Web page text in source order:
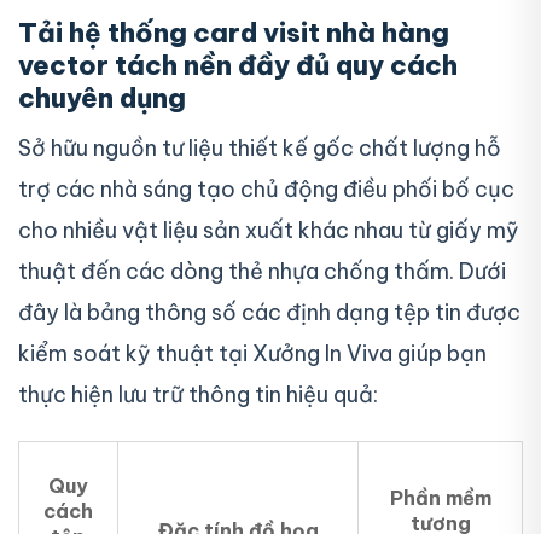
Tải hệ thống card visit nhà hàng
vector tách nền đầy đủ quy cách
chuyên dụng
Sở hữu nguồn tư liệu thiết kế gốc chất lượng hỗ
trợ các nhà sáng tạo chủ động điều phối bố cục
cho nhiều vật liệu sản xuất khác nhau từ giấy mỹ
thuật đến các dòng thẻ nhựa chống thấm. Dưới
đây là bảng thông số các định dạng tệp tin được
kiểm soát kỹ thuật tại Xưởng In Viva giúp bạn
thực hiện lưu trữ thông tin hiệu quả:
Quy
cách
Phần mềm
tương